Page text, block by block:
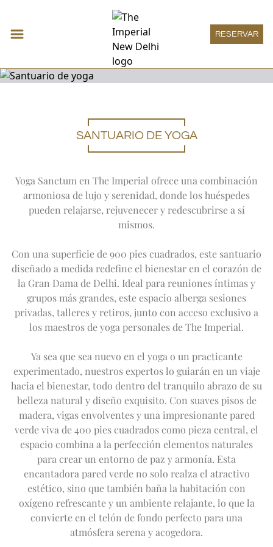
RESERVAR
HABITACIÓN HERITAGE
HABITACIÓN GRAND HERITAGE
SUITE HERITAGE
SUITE DECO
LA SUITE IMPERIAL
HABITACIONES ACCESIBLES
Expand
HAUTE PÂTISSERIE
THE SPICE ROUTE
SAN GIMIGNANO
1911 RESTAURANT
THE ATRIUM
THE HARDINGE BAR
1911 BAR
Reuniones y eventos
Expand
MEETINGS
SOCIAL
ONE IMPERIAL PLACE
REGAL EXCLUSIVITY
Bienestar
Expand Bienestar
THE IMPERIAL SPA
OFERTAS
MENÚ DE TRATAMIENTOS
PISCINA
SANTUARIO DE YOGA
APTITUD FÍSICA
SALÓN IMPERIAL
Boutique Imperial
BOUTIQUE IMPERIAL
Lounge Imperial
Experiencias
Expand
ARTE
EXCURSIÓN DE UN DÍA AL TAJ MAHAL
VISITA A LA CIUDAD
LA FLOTA IMPERIAL
FUERA DE LOS CAMINOS TRILLADOS
PRÓXIMOS EVENTOS
Ofertas especiales
Expand
OFERTAS DE INVIERNO
ENDEFR JARUPTES
SANTUARIO DE YOGA
Yoga Sanctum en The Imperial ofrece una combinación
armoniosa de lujo y serenidad, donde los huéspedes
pueden relajarse, rejuvenecer y redescubrirse a sí
mismos.
Con una superficie de 900 pies cuadrados, este santuario
diseñado a medida redefine el bienestar en el corazón de
la Gran Dama de Delhi. Ideal para reuniones íntimas y
grupos más grandes, este espacio alberga sesiones
privadas, talleres y retiros, junto con acceso exclusivo a
los maestros de yoga personales de The Imperial.
Ya sea que sea nuevo en el yoga o un practicante
experimentado, nuestros expertos lo guiarán en un viaje
hacia el bienestar, todo dentro del tranquilo abrazo de su
belleza natural y diseño exquisito. Con suaves pisos de
madera, vigas envolventes y una impresionante pared
verde viva de 400 pies cuadrados como pieza central, el
espacio combina a la perfección elementos naturales
para crear un entorno de paz y armonía. Esta
encantadora pared verde no solo realza el atractivo
estético, sino que también baña la habitación con
oxígeno refrescante y un ambiente relajante, lo que la
convierte en el telón de fondo perfecto para una
atmósfera serena y acogedora.